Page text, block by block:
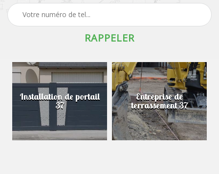
Installation de portail
37
Entreprise de
terrassement 37